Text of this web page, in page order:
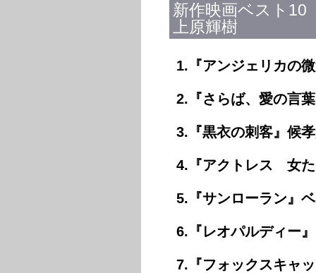
新作映画ベスト10
上原輝樹
1.『アンジェリカの
2.『さらば、愛の言
3.『黒衣の刺客』候
4.『アクトレス 女た
5.『サンローラン』
6.『レオパルディー
7.『フォックスキャ